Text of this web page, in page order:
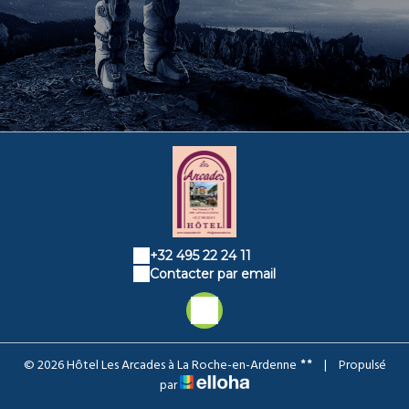
+32 495 22 24 11
Contacter par email
© 2026 Hôtel Les Arcades à La Roche-en-Ardenne |
Propulsé
par